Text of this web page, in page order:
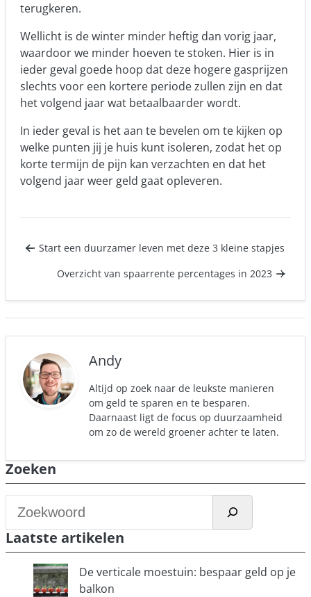
terugkeren.
Wellicht is de winter minder heftig dan vorig jaar,
waardoor we minder hoeven te stoken. Hier is in
ieder geval goede hoop dat deze hogere gasprijzen
slechts voor een kortere periode zullen zijn en dat
het volgend jaar wat betaalbaarder wordt.
In ieder geval is het aan te bevelen om te kijken op
welke punten jij je huis kunt isoleren, zodat het op
korte termijn de pijn kan verzachten en dat het
volgend jaar weer geld gaat opleveren.
Start een duurzamer leven met deze 3 kleine stapjes
Overzicht van spaarrente percentages in 2023
Andy
Altijd op zoek naar de leukste manieren
om geld te sparen en te besparen.
Daarnaast ligt de focus op duurzaamheid
om zo de wereld groener achter te laten.
Zoeken
Z
o
e
Laatste artikelen
De verticale moestuin: bespaar geld op je
balkon